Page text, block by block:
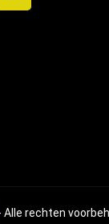
Alle rechten